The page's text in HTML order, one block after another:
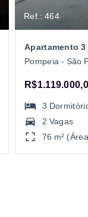
Ref.: 464
Apartamento
Pompeia - São
3
2 Vagas
76 m²